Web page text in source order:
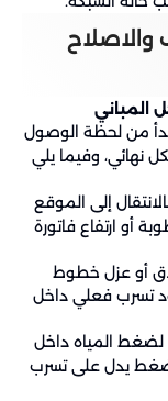
المباني
من لحظة الوصول
نهائي، وفيما يلي
إلى الموقع
أو ارتفاع فاتورة
أو عزل خطوط
تسرب فعلي داخل
المياه داخل
يدل على تسرب